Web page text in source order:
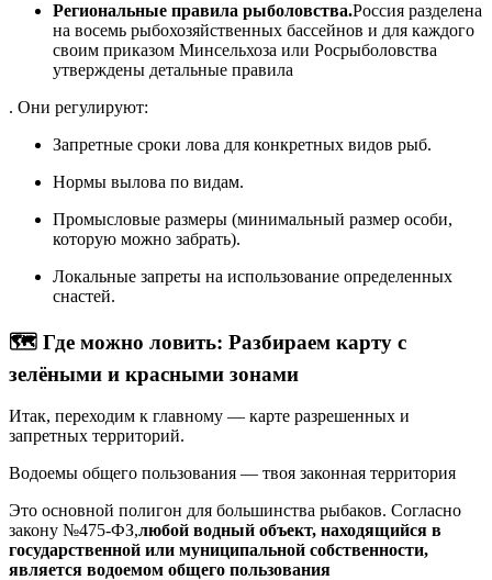
Региональные правила рыболовства.Россия разделена
на восемь рыбохозяйственных бассейнов и для каждого
своим приказом Минсельхоза или Росрыболовства
утверждены детальные правила
. Они регулируют:
Запретные сроки лова для конкретных видов рыб.
Нормы вылова по видам.
Промысловые размеры (минимальный размер особи,
которую можно забрать).
Локальные запреты на использование определенных
снастей.
🗺️ Где можно ловить: Разбираем карту с
зелёными и красными зонами
Итак, переходим к главному — карте разрешенных и
запретных территорий.
Водоемы общего пользования — твоя законная территория
Это основной полигон для большинства рыбаков. Согласно
закону №475-ФЗ,любой водный объект, находящийся в
государственной или муниципальной собственности,
является водоемом общего пользования